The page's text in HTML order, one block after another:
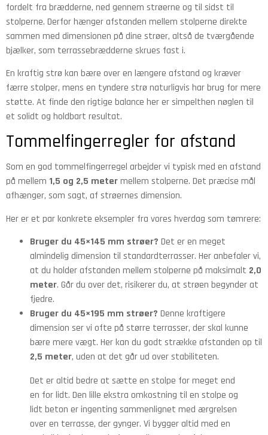
fordelt fra brædderne, ned gennem strøerne og til sidst til
stolperne. Derfor hænger afstanden mellem stolperne direkte
sammen med dimensionen på dine strøer, altså de tværgående
bjælker, som terrassebrædderne skrues fast i.
En kraftig strø kan bære over en længere afstand og kræver
færre stolper, mens en tyndere strø naturligvis har brug for mere
støtte. At finde den rigtige balance her er simpelthen nøglen til
et solidt og holdbart resultat.
Tommelfingerregler for afstand
Som en god tommelfingerregel arbejder vi typisk med en afstand
på mellem 1,5 og 2,5 metermellem stolperne. Det præcise mål
afhænger, som sagt, af strøernes dimension.
Her er et par konkrete eksempler fra vores hverdag som tømrere:
Bruger du 45×145 mm strøer? Det er en meget
almindelig dimension til standardterrasser. Her anbefaler vi,
at du holder afstanden mellem stolperne på maksimalt 2,0
meter. Går du over det, risikerer du, at strøen begynder at
fjedre.
Bruger du 45×195 mm strøer? Denne kraftigere
dimension ser vi ofte på større terrasser, der skal kunne
bære mere vægt. Her kan du godt strække afstanden op til
2,5 meter, uden at det går ud over stabiliteten.
Det er altid bedre at sætte en stolpe for meget end
en for lidt. Den lille ekstra omkostning til en stolpe og
lidt beton er ingenting sammenlignet med ærgrelsen
over en terrasse, der gynger. Vi bygger altid med en